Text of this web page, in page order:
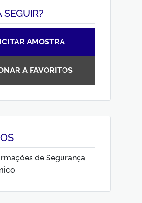
SEGUIR?
AMOSTRA
A FAVORITOS
de Segurança